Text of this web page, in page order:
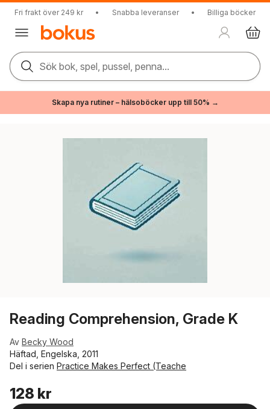
Fri frakt över 249 kr • Snabba leveranser • Billiga böcker
Sök bok, spel, pussel, penna...
Skapa nya rutiner – hälsoböcker upp till 50% →
Reading Comprehension, Grade K
Av Becky Wood
Häftad, Engelska, 2011
Del i serien Practice Makes Perfect (Teache
128 kr